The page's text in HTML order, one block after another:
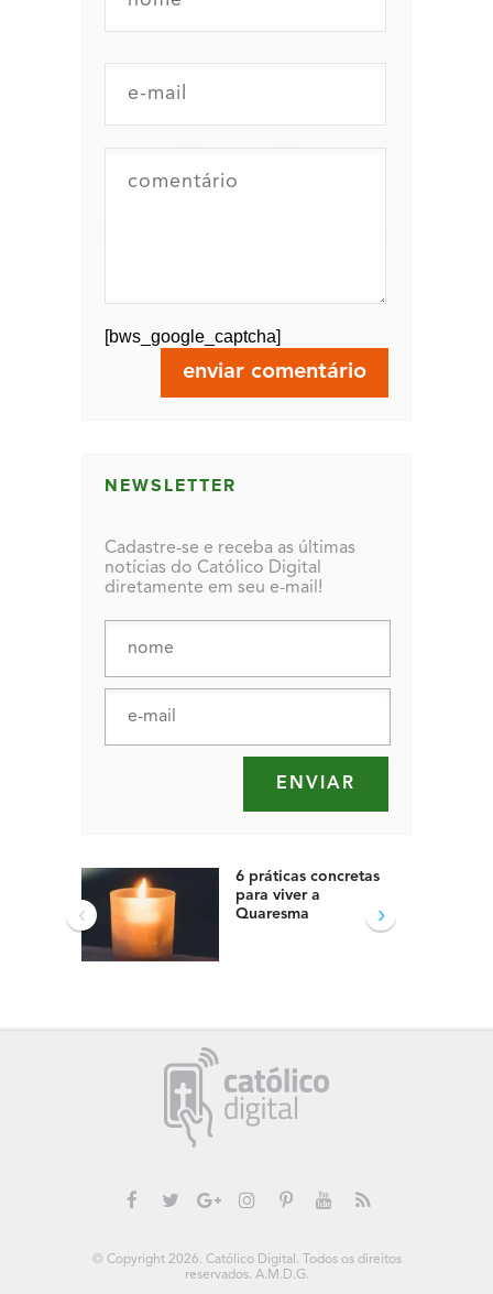
[bws_google_captcha]
NEWSLETTER
Cadastre-se e receba as últimas
notícias do Católico Digital
diretamente em seu e-mail!
6 práticas concretas
para viver a
Quaresma
‹ ›
© Copyright 2026. Católico Digital. Todos os direitos
reservados. A.M.D.G.